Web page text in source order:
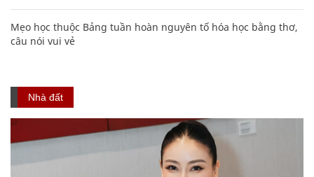
Mẹo học thuộc Bảng tuần hoàn nguyên tố hóa học bằng thơ,
câu nói vui vẻ
Nhà đất